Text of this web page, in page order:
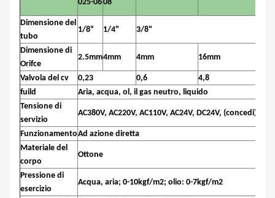
025-0608
Dimensione del
tubo
1/8" 1/4" 3/8"
Dimensione di
Orifce
2.5mm4mm 4mm 16mm
Valvola del cv 0,23 0,6 4,8
fuild
Aria, acqua, ol, il gas neutro, liquido
Tensione di
servizio
AC380V, AC220V, AC110V, AC24V, DC24V, (concedi)
FunzionamentoAd azione diretta
Materiale del
corpo
Ottone
Pressione di
esercizio
Acqua, aria; 0-10kgf/m2; olio: 0-7kgf/m2